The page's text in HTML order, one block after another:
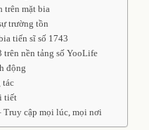
trên mặt bia
trường tồn
tiến sĩ số 1743
trên nền tảng số YooLife
động
tác
tiết
Truy cập mọi lúc, mọi nơi